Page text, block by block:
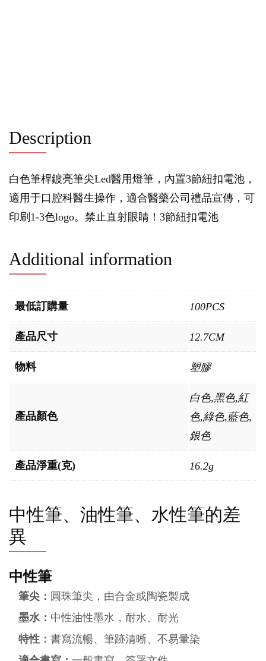
Description
白色筆桿鍍亮筆尖Led醫用燈筆，內置3節紐扣電池，
適用于口腔科醫生操作，適合醫藥公司禮品宣傳，可
印刷1-3色logo。禁止直射眼睛！3節紐扣電池
Additional information
最低訂購量 100PCS
產品尺寸 12.7CM
物料 塑膠
產品顏色
白色,黑色,紅
色,綠色,藍色,
銀色
產品淨重(克) 16.2g
中性筆、油性筆、水性筆的差
異
中性筆
筆尖： 圓珠筆尖，由合金或陶瓷製成
墨水： 中性油性墨水，耐水、耐光
特性： 書寫流暢、筆跡清晰、不易暈染